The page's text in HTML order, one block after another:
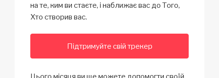
на те, ким ви стаєте, і наближає вас до Того,
Хто створив вас.
Підтримуйте свій трекер